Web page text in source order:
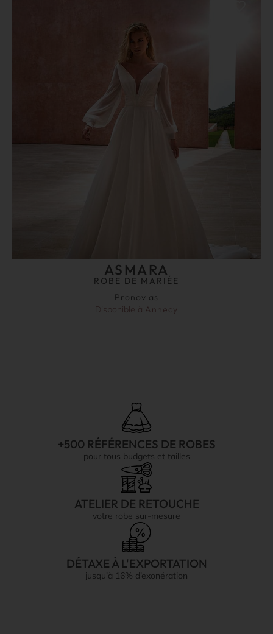
ASMARA
ROBE DE MARIÉE
Pronovias
Disponible à Annecy
+500 RÉFÉRENCES DE ROBES
pour tous budgets et tailles
ATELIER DE RETOUCHE
votre robe sur-mesure
DÉTAXE À L'EXPORTATION
jusqu’à 16% d’exonération